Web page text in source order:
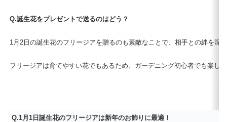
Q.誕生花をプレゼントで送るのはどう？
1月2日の誕生花のフリージアを贈るのも素敵なことで、相手との絆を深
フリージアは育てやすい花でもあるため、ガーデニング初心者でも楽し
Q.1月1日誕生花のフリージアは新年のお飾りに最適！